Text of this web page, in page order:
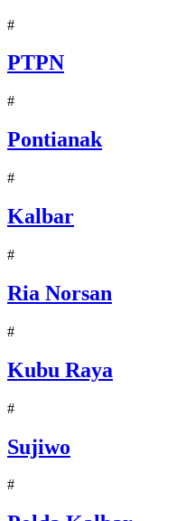
#
PTPN
#
Pontianak
#
Kalbar
#
Ria Norsan
#
Kubu Raya
#
Sujiwo
#